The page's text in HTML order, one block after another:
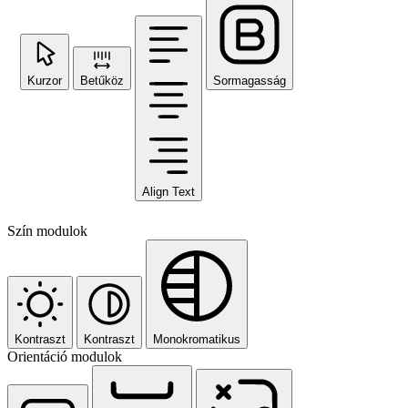
Kurzor Betűköz
Align Text
Sormagasság
Szín modulok
Kontraszt Kontraszt Monokromatikus
Orientáció modulok